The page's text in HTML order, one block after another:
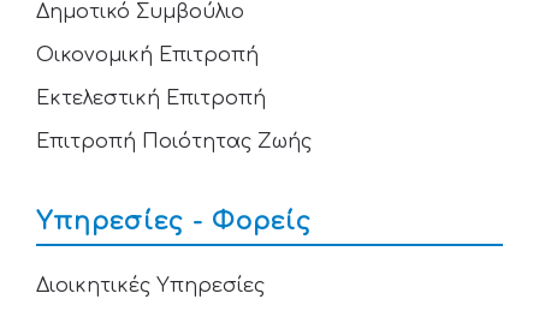
Δημοτικό Συμβούλιο
Οικονομική Επιτροπή
Εκτελεστική Επιτροπή
Επιτροπή Ποιότητας Ζωής
Υπηρεσίες - Φορείς
Διοικητικές Υπηρεσίες